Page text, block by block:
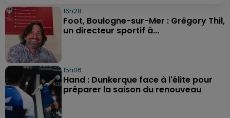
16h28
Foot, Boulogne-sur-Mer : Grégory Thil,
un directeur sportif à...
15h06
Hand : Dunkerque face à l'élite pour
préparer la saison du renouveau